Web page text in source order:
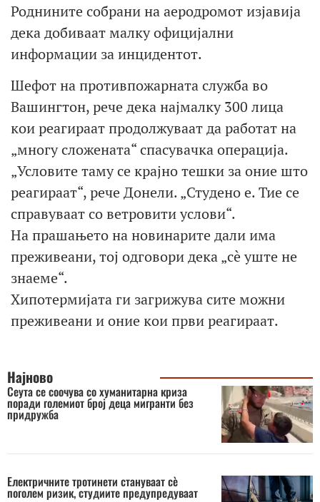
Роднините собрани на аеродромот изјавија
дека добиваат малку официјални
информации за инцидентот.
Шефот на противпожарната служба во
Вашингтон, рече дека најмалку 300 лица
кои реагираат продолжуваат да работат на
„многу сложената“ спасувачка операција.
„Условите таму се крајно тешки за оние што
реагираат“, рече Донели. „Студено е. Тие се
справуваат со ветровити услови“.
На прашањето на новинарите дали има
преживеани, тој одговори дека „сè уште не
знаеме“.
Хипотермијата ги загрижува сите можни
преживеани и оние кои први реагираат.
Најново
Сеута се соочува со хуманитарна криза
поради големиот број деца мигранти без
придружба
Електричните тротинети стануваат сè
поголем ризик, студиите предупредуваат